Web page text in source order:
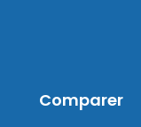
Comparer